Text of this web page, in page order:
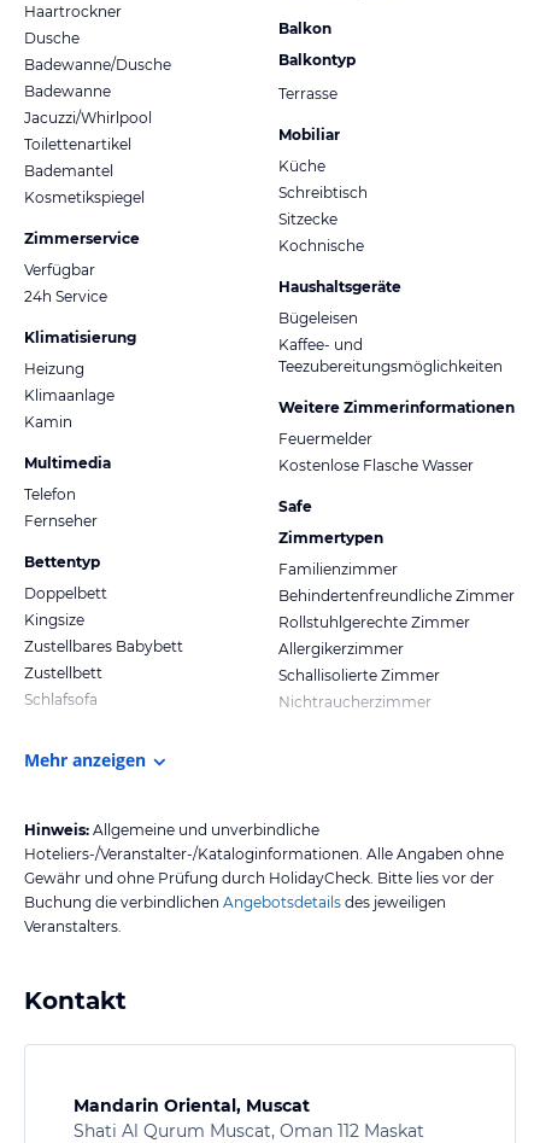
Haartrockner
Dusche
Badewanne/Dusche
Badewanne
Jacuzzi/Whirlpool
Toilettenartikel
Bademantel
Kosmetikspiegel
Zimmerservice
Verfügbar
24h Service
Klimatisierung
Heizung
Klimaanlage
Kamin
Multimedia
Telefon
Fernseher
Bettentyp
Doppelbett
Kingsize
Zustellbares Babybett
Zustellbett
Schlafsofa
Balkon
Balkontyp
Terrasse
Mobiliar
Küche
Schreibtisch
Sitzecke
Kochnische
Haushaltsgeräte
Bügeleisen
Kaffee- und
Teezubereitungsmöglichkeiten
Weitere Zimmerinformationen
Feuermelder
Kostenlose Flasche Wasser
Safe
Zimmertypen
Familienzimmer
Behindertenfreundliche Zimmer
Rollstuhlgerechte Zimmer
Allergikerzimmer
Schallisolierte Zimmer
Nichtraucherzimmer
Mehr anzeigen
Hinweis: Allgemeine und unverbindliche
Hoteliers-/Veranstalter-/Kataloginformationen. Alle Angaben ohne
Gewähr und ohne Prüfung durch HolidayCheck. Bitte lies vor der
Buchung die verbindlichen Angebotsdetails des jeweiligen
Veranstalters.
Kontakt
Mandarin Oriental, Muscat
Shati Al Qurum Muscat, Oman 112 Maskat